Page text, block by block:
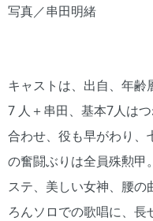
写真／串田明緒
キャストは、出自、年
7 人＋串田、基本7人は
合わせ、役も早がわり、
の奮闘ぶりは全員殊勲甲
ステ、美しい女神、腰の
ろんソロでの歌唱に、長